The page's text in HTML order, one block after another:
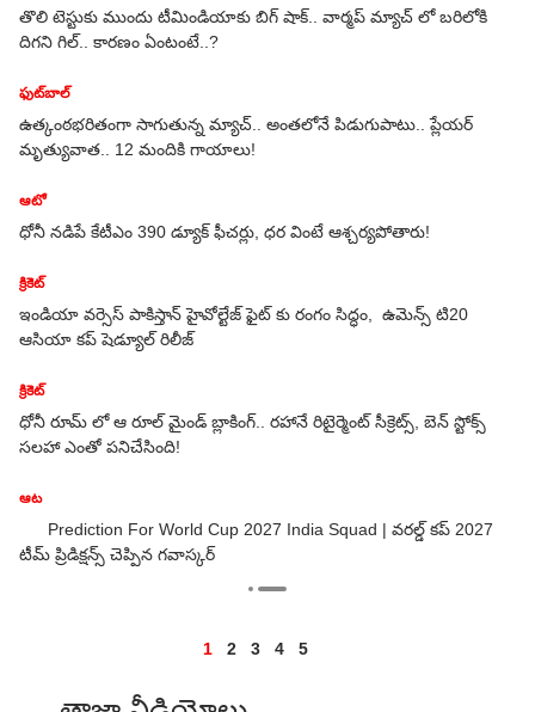
తొలి టెస్టుకు ముందు టీమిండియాకు బిగ్ షాక్.. వార్మ‌ప్ మ్యాచ్ లో బ‌రిలోకి
దిగని గిల్.. కార‌ణం ఏంటంటే..?
ఫుట్‌బాల్
ఉత్కంఠ‌భ‌రితంగా సాగుతున్న మ్యాచ్.. అంత‌లోనే పిడుగుపాటు.. ప్లేయ‌ర్
మృత్యువాత‌.. 12 మందికి గాయాలు!
ఆటో
ధోనీ నడిపే కేటీఎం 390 డ్యూక్ ఫీచర్లు, ధర వింటే ఆశ్చర్యపోతారు!
క్రికెట్
ఇండియా వర్సెస్ పాకిస్తాన్ హైవోల్టేజ్ ఫైట్ కు రంగం సిద్ధం, ఉమెన్స్ టి20
ఆసియా కప్ షెడ్యూల్ రిలీజ్
క్రికెట్
ధోనీ రూమ్ లో ఆ రూల్ మైండ్ బ్లాకింగ్.. రహానే రిటైర్మెంట్ సీక్రెట్స్, బెన్ స్టోక్స్
సలహా ఎంతో ప‌నిచేసింది!
ఆట
Prediction For World Cup 2027 India Squad | వరల్డ్ కప్ 2027
టీమ్ ప్రిడిక్షన్స్ చెప్పిన గవాస్కర్
1 2 3 4 5